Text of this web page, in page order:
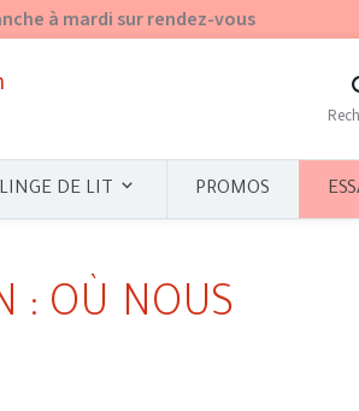
à mardi sur rendez-vous
LINGE DE LIT PROMOS
: OÙ NOUS